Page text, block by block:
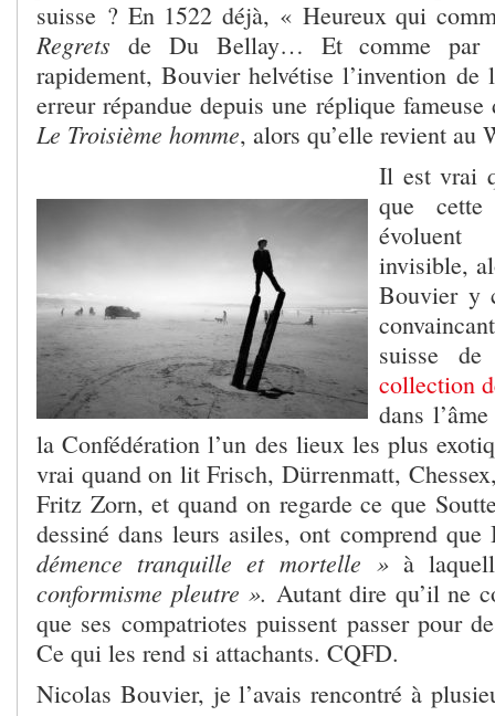
suisse ? En 1522 déjà, « Heureux qui
Regrets de Du Bellay… Et comme par
rapidement, Bouvier helvétise l’invention de
erreur répandue depuis une réplique fameuse
Le Troisième homme, alors qu’elle revient
Il est vrai
que
invisible,
Bouvier y
suisse
collection
dans
la Confédération l’un des lieux les plus
vrai quand on lit Frisch, Dürrenmatt,
Fritz Zorn, et quand on regarde ce que
dessiné dans leurs asiles, ont comprend
démence tranquille et mortelle » à
conformisme pleutre ». Autant dire qu’il ne
que ses compatriotes puissent passer pour
Ce qui les rend si attachants. CQFD.
Nicolas Bouvier, je l’avais rencontré à